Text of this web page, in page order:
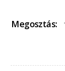
Megosztás: